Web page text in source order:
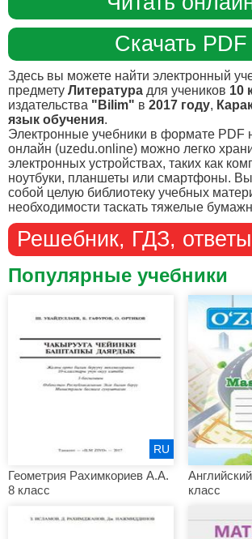
Скачать PDF
Здесь вы можете найти электронный
предмету Литература для учеников 10
издательства "Bilim" в 2017 году,
язык обучения.
Электронные учебники в формате PDF
онлайн (uzedu.online) можно легко
электронных устройствах, таких как
ноутбуки, планшеты или смартфоны.
собой целую библиотеку учебных
необходимости таскать тяжелые
Решебник, ГДЗ,
Популярные учебники
Геометрия Рахимкориев А.А.
8 класс
RU
класс